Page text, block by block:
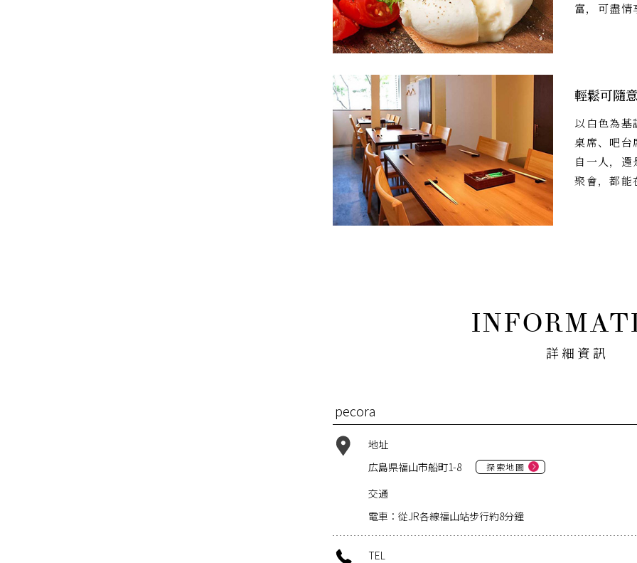
富，可盡情
輕鬆可隨
以白色為
桌席、吧台
自一人，
聚會，都能
詳細資訊
pecora
地址
広島県福山市船町1-8
探索地圖
交通
電車：從JR各線福山站步行約8分鐘
TEL